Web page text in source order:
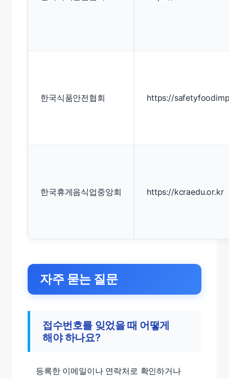
한국식품안전협회 https://
한국휴게음식업중앙회 https://kcraedu.or.kr
자주 묻는 질문
접수번호를 잊었을 때 어떻게
해야 하나요?
등록한 이메일이나 연락처로 확인하거나